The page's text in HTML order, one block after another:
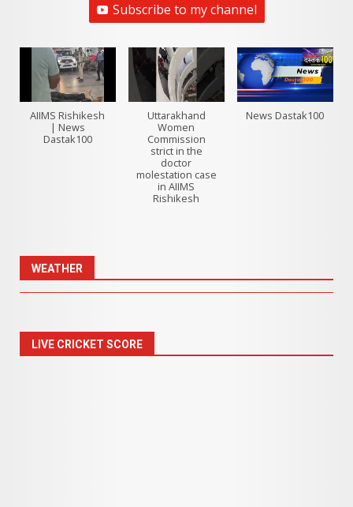
Subscribe to my channel
AIIMS Rishikesh
| News
Dastak100
Uttarakhand
Women
Commission
strict in the
doctor
molestation case
in AIIMS
Rishikesh
News Dastak100
WEATHER
LIVE CRICKET SCORE